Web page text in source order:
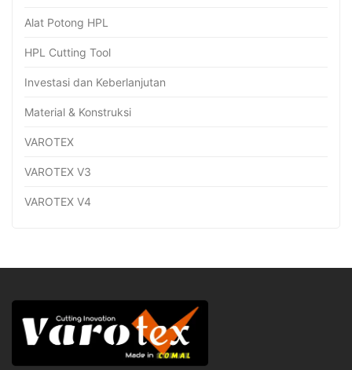
Alat Potong HPL
HPL Cutting Tool
Investasi dan Keberlanjutan
Material & Konstruksi
VAROTEX
VAROTEX V3
VAROTEX V4